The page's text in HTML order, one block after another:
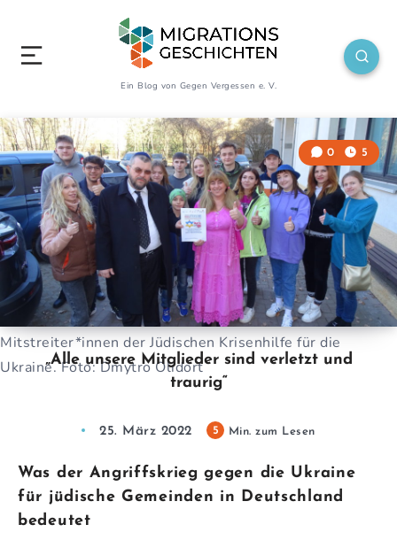
Ein Blog von Gegen Vergessen e. V.
Mitstreiter*innen der Jüdischen Krisenhilfe für die
Ukraine. Foto: Dmytro Olidort
„Alle unsere Mitglieder sind verletzt und
traurig“
0 5
25. März 2022 5 Min. zum Lesen
Was der Angriffskrieg gegen die Ukraine
für jüdische Gemeinden in Deutschland
bedeutet